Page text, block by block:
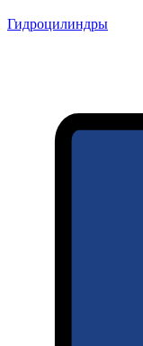
Гидроцилиндры